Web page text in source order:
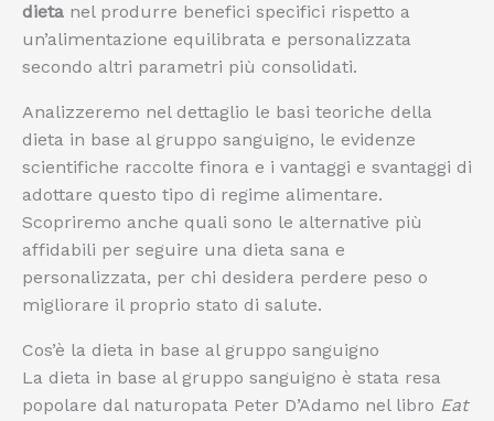
dieta nel produrre benefici specifici rispetto a
un’alimentazione equilibrata e personalizzata
secondo altri parametri più consolidati.
Analizzeremo nel dettaglio le basi teoriche della
dieta in base al gruppo sanguigno, le evidenze
scientifiche raccolte finora e i vantaggi e svantaggi di
adottare questo tipo di regime alimentare.
Scopriremo anche quali sono le alternative più
affidabili per seguire una dieta sana e
personalizzata, per chi desidera perdere peso o
migliorare il proprio stato di salute.
Cos’è la dieta in base al gruppo sanguigno
La dieta in base al gruppo sanguigno è stata resa
popolare dal naturopata Peter D’Adamo nel libro Eat